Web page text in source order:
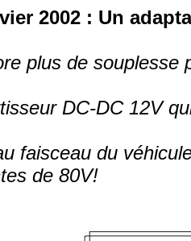
2002 : Un
plus de souplesse
DC-DC 12V
faisceau du
de 80V!